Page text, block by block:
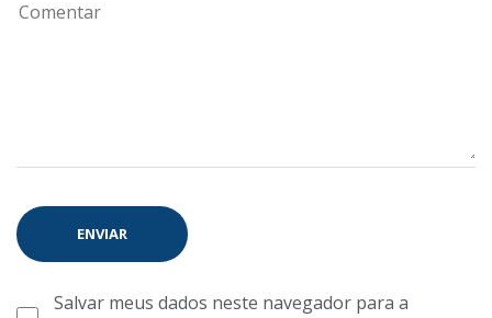
Salvar meus dados neste navegador para a